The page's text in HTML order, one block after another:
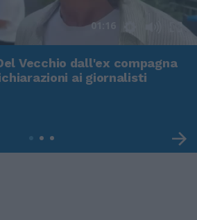
01:16
Vecchio dall'ex compagna
ai giornalisti